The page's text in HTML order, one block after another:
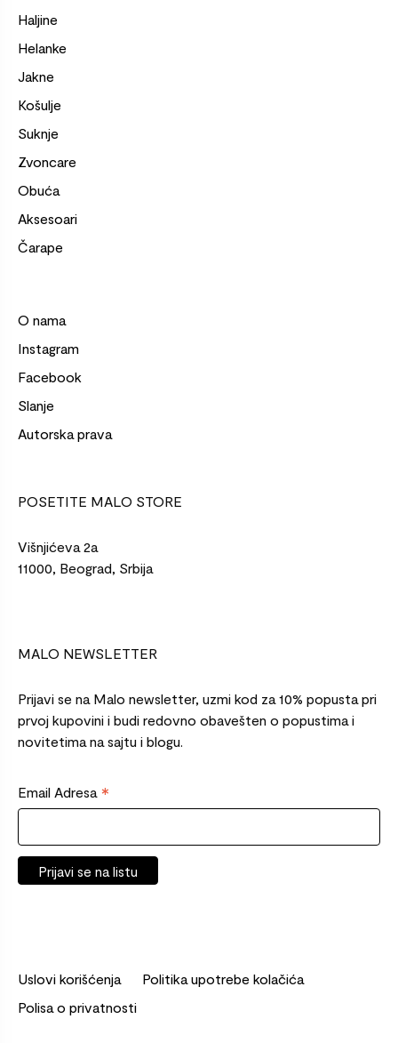
Haljine
Helanke
Jakne
Košulje
Suknje
Zvoncare
Obuća
Aksesoari
Čarape
O nama
Instagram
Facebook
Slanje
Autorska prava
POSETITE MALO STORE
Višnjićeva 2a
11000, Beograd, Srbija
MALO NEWSLETTER
Prijavi se na Malo newsletter, uzmi kod za 10% popusta pri
prvoj kupovini i budi redovno obavešten o popustima i
novitetima na sajtu i blogu.
Email Adresa *
Uslovi korišćenja
Politika upotrebe kolačića
Polisa o privatnosti